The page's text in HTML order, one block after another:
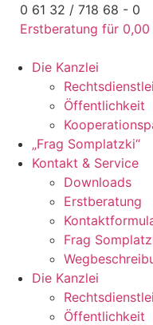
Zum
Inhalt
0 61 32 / 718 68 - 0
Erstberatung für 0,00
Die Kanzlei
Öffentlichkeit
„Frag Somplatzki“
Kontakt & Service
Downloads
Erstberatung
Frag
Die Kanzlei
Öffentlichkeit